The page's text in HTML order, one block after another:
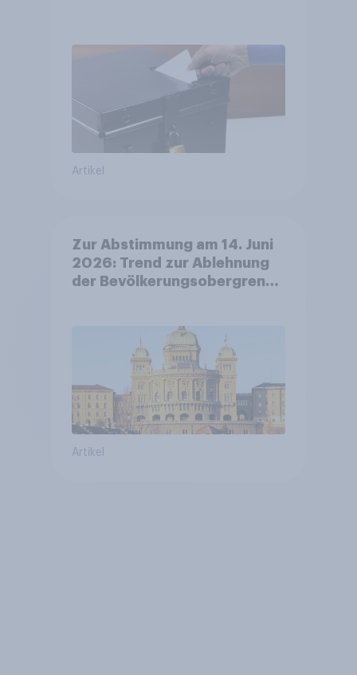
Artikel
Zur Abstimmung am 14. Juni
2026: Trend zur Ablehnung
der Bevölkerungsobergrenze
Zivildienstgesetz sinken
Artikel